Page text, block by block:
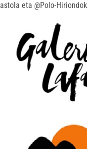
eta @Polo-